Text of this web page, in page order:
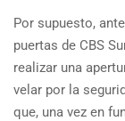
Por supuesto,
puertas de CBS
realizar una
velar por la
que, una vez en